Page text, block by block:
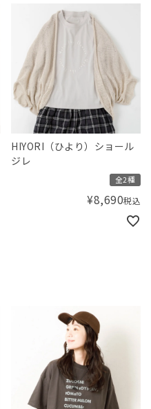
HIYORI（ひより）ショール
ジレ
全2種
¥8,690税込